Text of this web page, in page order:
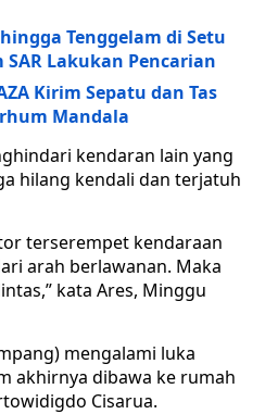
Tenggelam di Setu
Lakukan Pencarian
Kirim Sepatu dan Tas
Mandala
kendaran lain yang
hilang kendali dan terjatuh
terserempet kendaraan
arah berlawanan. Maka
kata Ares, Minggu
mengalami luka
akhirnya dibawa ke rumah
Cisarua.